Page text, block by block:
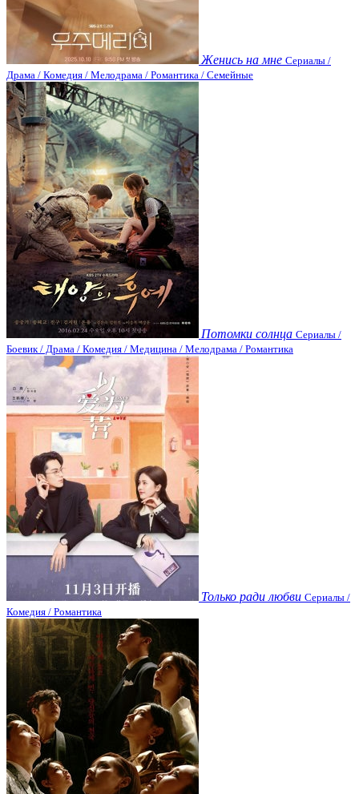
Женись на мне Сериалы /
Драма / Комедия / Мелодрама / Романтика / Семейные
Потомки солнца Сериалы /
Боевик / Драма / Комедия / Медицина / Мелодрама / Романтика
Только ради любви Сериалы /
Комедия / Романтика